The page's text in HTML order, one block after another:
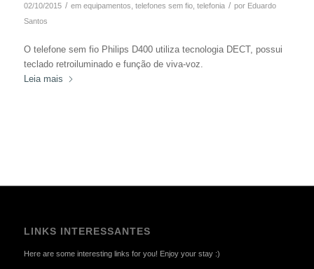
02/10/2015 / em equipamentos telefones sem fio, telefonia / por Eduardo
Santos
O telefone sem fio Philips D400 utiliza tecnologia DECT, possui
teclado retroiluminado e função de viva-voz.
Leia mais
LINKS INTERESSANTES
Here are some interesting links for you! Enjoy your stay :)